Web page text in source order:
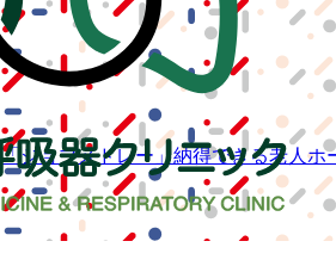
「ジョブメドレー」納得できる老人ホ